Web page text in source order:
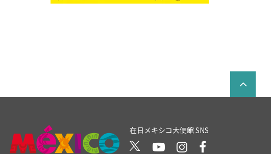
在日メキシコ大使館 SNS